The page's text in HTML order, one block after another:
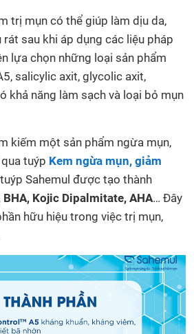
trị mụn có thể giúp làm dịu da,
sau khi áp dụng các liệu pháp
lựa chọn những loại sản phẩm
salicylic axit, glycolic axit,
khả năng làm sạch và loại bỏ mụn
kiếm một sản phẩm ngừa mụn,
tuýp Kem ngừa mụn, giảm
Sahemul được tạo thành
Kojic Dipalmitate, AHA… Đây
hữu hiệu trong việc trị mụn,